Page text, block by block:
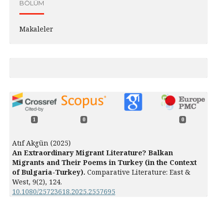
BÖLÜM
Makaleler
1 0 0
Atıf Akgün (2025)
An Extraordinary Migrant Literature? Balkan
Migrants and Their Poems in Turkey (in the Context
of Bulgaria-Turkey). Comparative Literature: East &
West, 9(2), 124.
10.1080/25723618.2025.2557695